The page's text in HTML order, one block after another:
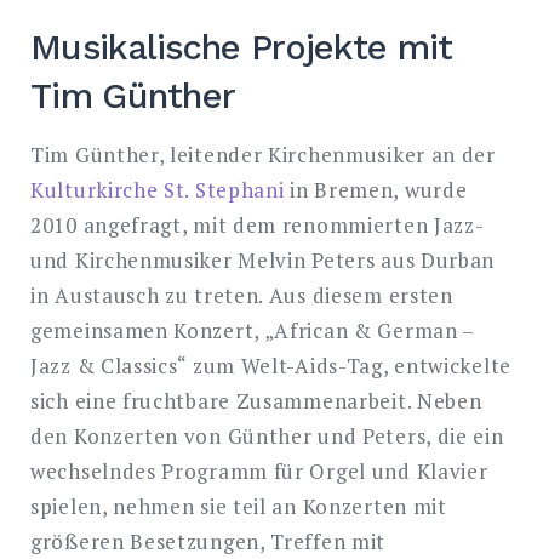
Musikalische Projekte mit
Tim Günther
Tim Günther, leitender Kirchenmusiker an der
Kulturkirche St. Stephani in Bremen, wurde
2010 angefragt, mit dem renommierten Jazz-
und Kirchenmusiker Melvin Peters aus Durban
in Austausch zu treten. Aus diesem ersten
gemeinsamen Konzert, „African & German –
Jazz & Classics“ zum Welt-Aids-Tag, entwickelte
sich eine fruchtbare Zusammenarbeit. Neben
den Konzerten von Günther und Peters, die ein
wechselndes Programm für Orgel und Klavier
spielen, nehmen sie teil an Konzerten mit
größeren Besetzungen, Treffen mit